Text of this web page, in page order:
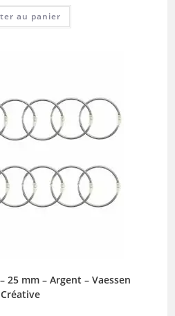
au panier
25 mm – Argent – Vaessen
Créative